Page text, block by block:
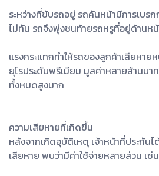
ระหว่างที่ขับรถอยู่ รถคันหน้ามีการเบร
ไม่ทัน รถจึงพุ่งชนท้ายรถหรูที่อยู่ด้านหน้
แรงกระแทกทำให้รถของลูกค้าเสียหา
ยุโรประดับพรีเมียม มูลค่าหลายล้านบา
ทั้งหมดสูงมาก
ความเสียหายที่เกิดขึ้น
หลังจากเกิดอุบัติเหตุ เจ้าหน้าที่ประกัน
เสียหาย พบว่ามีค่าใช้จ่ายหลายส่วน เช่น